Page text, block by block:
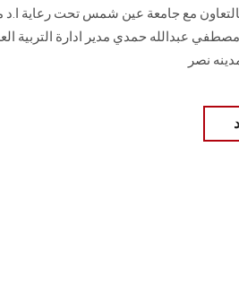
مع جامعة عين شمس تحت رعاية ا.د
عبدالله حمدي مدير ادارة التربية
نصر